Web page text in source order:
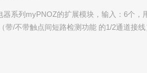
器系列myPNOZ的扩展模块，输入：6个，
带/不带触点间短路检测功能 的1/2通道接